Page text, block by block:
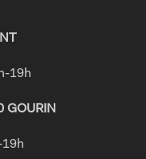
19h
GOURIN